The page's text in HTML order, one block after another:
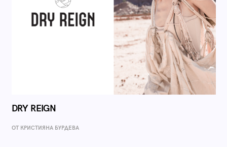
DRY REIGN
ОТ КРИСТИЯНА БУРДЕВА